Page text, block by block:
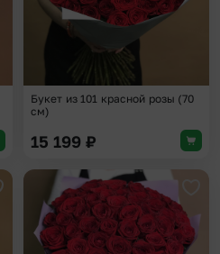
Букет из 101 красной розы (70
см)
15 199 ₽
Добавить в избранное